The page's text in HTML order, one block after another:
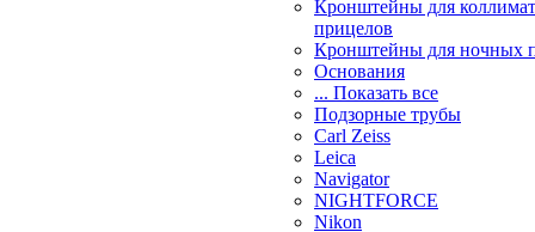
Кронштейны для
прицелов
Кронштейны для ночных
Основания
... Показать все
Подзорные трубы
Carl Zeiss
Leica
Navigator
NIGHTFORCE
Nikon